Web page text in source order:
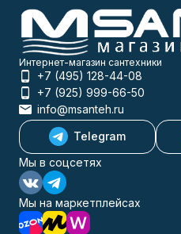
Интернет-магазин сантехники
+7 (495) 128-44-08
+7 (925) 999-66-50
info@msanteh.ru
Telegram
Мы в соцсетях
Мы на маркетплейсах